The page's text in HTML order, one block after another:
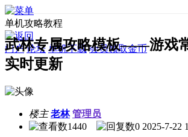
单机攻略教程
门户 论坛 单机下载 会员领取金币
武林专属攻略模板——游戏
实时更新
楼主 老林 管理员
1440
0 2025-7-22